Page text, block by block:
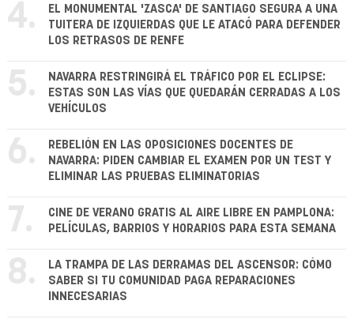
4.
EL MONUMENTAL 'ZASCA' DE SANTIAGO SEGURA A UNA
TUITERA DE IZQUIERDAS QUE LE ATACÓ PARA DEFENDER
LOS RETRASOS DE RENFE
5.
NAVARRA RESTRINGIRÁ EL TRÁFICO POR EL ECLIPSE:
ESTAS SON LAS VÍAS QUE QUEDARÁN CERRADAS A LOS
VEHÍCULOS
6.
REBELIÓN EN LAS OPOSICIONES DOCENTES DE
NAVARRA: PIDEN CAMBIAR EL EXAMEN POR UN TEST Y
ELIMINAR LAS PRUEBAS ELIMINATORIAS
7.
CINE DE VERANO GRATIS AL AIRE LIBRE EN PAMPLONA:
PELÍCULAS, BARRIOS Y HORARIOS PARA ESTA SEMANA
8.
LA TRAMPA DE LAS DERRAMAS DEL ASCENSOR: CÓMO
SABER SI TU COMUNIDAD PAGA REPARACIONES
INNECESARIAS